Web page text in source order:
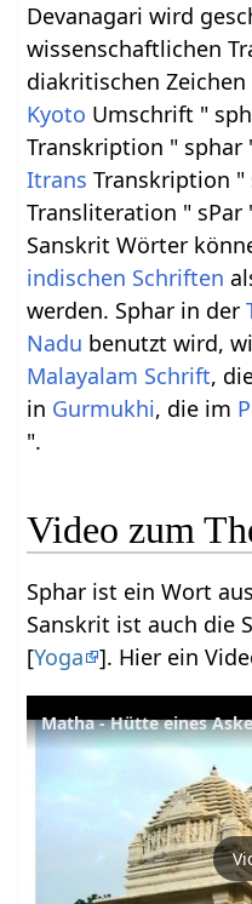
Devanagari wird
wissenschaftlichen
diakritischen
Kyoto Umschrift "
Transkription "
Itrans Transkription "
Transliteration "
Sanskrit Wörter
indischen Schriften
werden. Sphar in der
Nadu benutzt wird,
Malayalam Schrift,
in Gurmukhi, die im
".
Video zum
Sphar ist ein Wort
Sanskrit ist auch die
[Yoga ]. Hier ein